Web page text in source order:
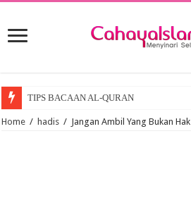
TIPS BACAAN AL-QURAN
Home / hadis / Jangan Ambil Yang Bukan Hak